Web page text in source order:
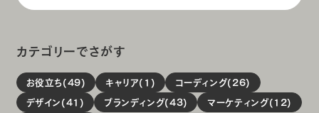
カテゴリーでさがす
お役立ち(49) キャリア(1)
コーディング(26)
デザイン(41)
ブランディング(43)
マーケティング(12)